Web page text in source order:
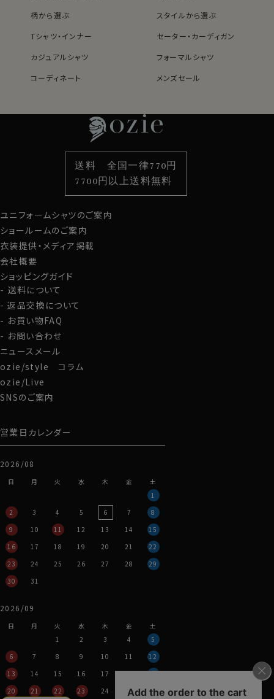
いませんので、ご安心の上、快適にご着用ください。
麻ってしわになるからちょっと。。。。という方も多いと思い
し方です。
S-37・M-39・L-41・LL-43・3L-45・4L-47cm・全６サイ
ズにてご用意。(サイズ表C)
10423
柄から選ぶ
スタイルから選ぶ
Tシャツ・インナー
セーター・カーディガン
カジュアルシャツ
フォーマルシャツ
コーディネート
メンズセール
袖・カフス型から選ぶ
色から選ぶ
柄から選ぶ
スタイルから選ぶ
カジュアルシャツ
定番シャツ
カフスボタン
サスペンダー
財布・名刺入れ
バッグ
ストール・マフラー
グローブ
ユニフォームシャツのご案内
ショールームのご案内
衣装提供・メディア掲載
会社概要
ショッピングガイド
送料について
返品交換について
お買い物FAQ
お問い合わせ
ニュースメール
ozie/style コラム
ozie/Live
SNSのご案内
営業日カレンダー
2026/08
日 月 火 水 木 金
土
1
2
3 4 5 6 7
8
9
10 11 12 13 14
15
16
17 18 19 20 21
22
23
24 25 26 27 28
29
30
31
2026/09
日 月 火 水 木 金
土
1
2 3 4
5
6
7 8 9 10 11
12
13
14 15 16 17 18
19
20
21 22 23 24 25 26
送料 全国一律770円
7700円以上送料無料